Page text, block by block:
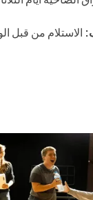
الاستلام من قبل
أيها العدائون،
الجميع من